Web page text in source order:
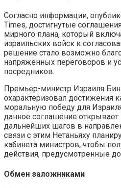
Согласно информации,
Times, достигнутые
мирного плана, который
израильских войск к
решение стало возможно
напряженных переговоров и
посредников.
Премьер-министр Израиля
охарактеризовал достижения
моральную победу для
данное соглашение
дальнейших шагов в
связи с этим Нетаньяху
кабинета министров, чтобы
действия, предусмотренные
Обмен заложниками